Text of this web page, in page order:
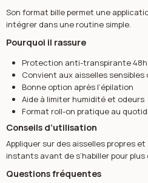
Son format bille permet une
intégrer dans une routine simple.
Pourquoi il rassure
Protection anti-transpirante 48h
Convient aux aisselles sensibles
Bonne option après l’épilation
Aide à limiter humidité et odeurs
Format roll-on pratique au
Conseils d’utilisation
Appliquer sur des aisselles propres
instants avant de s’habiller pour
Questions fréquentes